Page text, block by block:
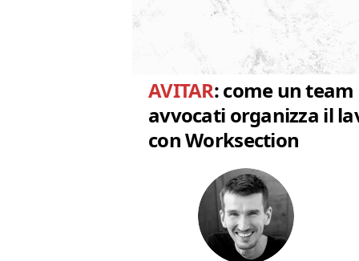
AVITAR: come un team
avvocati organizza il
con Worksection